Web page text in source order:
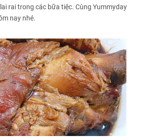
rai trong các bữa tiệc. Cùng Yummyday
nay nhé.